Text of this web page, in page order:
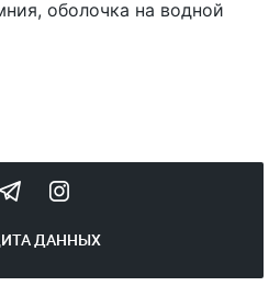
оболочка на водной
ДАННЫХ